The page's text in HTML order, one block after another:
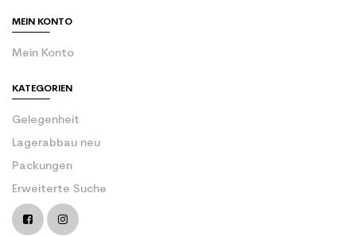
MEIN KONTO
Mein Konto
KATEGORIEN
Gelegenheit
Lagerabbau neu
Packungen
Erweiterte Suche